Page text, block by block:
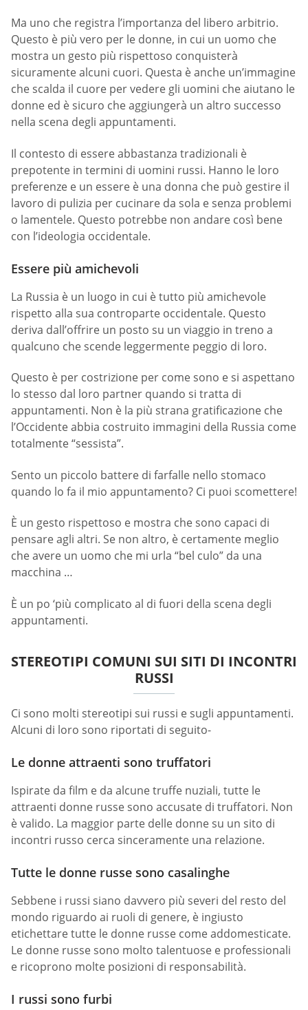
Ma uno che registra l’importanza del libero arbitrio.
Questo è più vero per le donne, in cui un uomo che
mostra un gesto più rispettoso conquisterà
sicuramente alcuni cuori. Questa è anche un’immagine
che scalda il cuore per vedere gli uomini che aiutano le
donne ed è sicuro che aggiungerà un altro successo
nella scena degli appuntamenti.
Il contesto di essere abbastanza tradizionali è
prepotente in termini di uomini russi. Hanno le loro
preferenze e un essere è una donna che può gestire il
lavoro di pulizia per cucinare da sola e senza problemi
o lamentele. Questo potrebbe non andare così bene
con l’ideologia occidentale.
Essere più amichevoli
La Russia è un luogo in cui è tutto più amichevole
rispetto alla sua controparte occidentale. Questo
deriva dall’offrire un posto su un viaggio in treno a
qualcuno che scende leggermente peggio di loro.
Questo è per costrizione per come sono e si aspettano
lo stesso dal loro partner quando si tratta di
appuntamenti. Non è la più strana gratificazione che
l’Occidente abbia costruito immagini della Russia come
totalmente “sessista”.
Sento un piccolo battere di farfalle nello stomaco
quando lo fa il mio appuntamento? Ci puoi scomettere!
È un gesto rispettoso e mostra che sono capaci di
pensare agli altri. Se non altro, è certamente meglio
che avere un uomo che mi urla “bel culo” da una
macchina …
È un po ‘più complicato al di fuori della scena degli
appuntamenti.
STEREOTIPI COMUNI SUI SITI DI INCONTRI
RUSSI
Ci sono molti stereotipi sui russi e sugli appuntamenti.
Alcuni di loro sono riportati di seguito-
Le donne attraenti sono truffatori
Ispirate da film e da alcune truffe nuziali, tutte le
attraenti donne russe sono accusate di truffatori. Non
è valido. La maggior parte delle donne su un sito di
incontri russo cerca sinceramente una relazione.
Tutte le donne russe sono casalinghe
Sebbene i russi siano davvero più severi del resto del
mondo riguardo ai ruoli di genere, è ingiusto
etichettare tutte le donne russe come addomesticate.
Le donne russe sono molto talentuose e professionali
e ricoprono molte posizioni di responsabilità.
I russi sono furbi